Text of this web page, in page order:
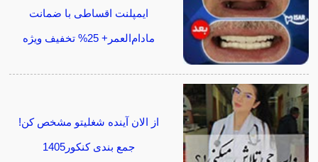
ایمپلنت اقساطی با ضمانت
مادام‌العمر+ 25% تخفیف ویژه
از الان آینده شغلیتو مشخص کن!
جمع بندی کنکور1405